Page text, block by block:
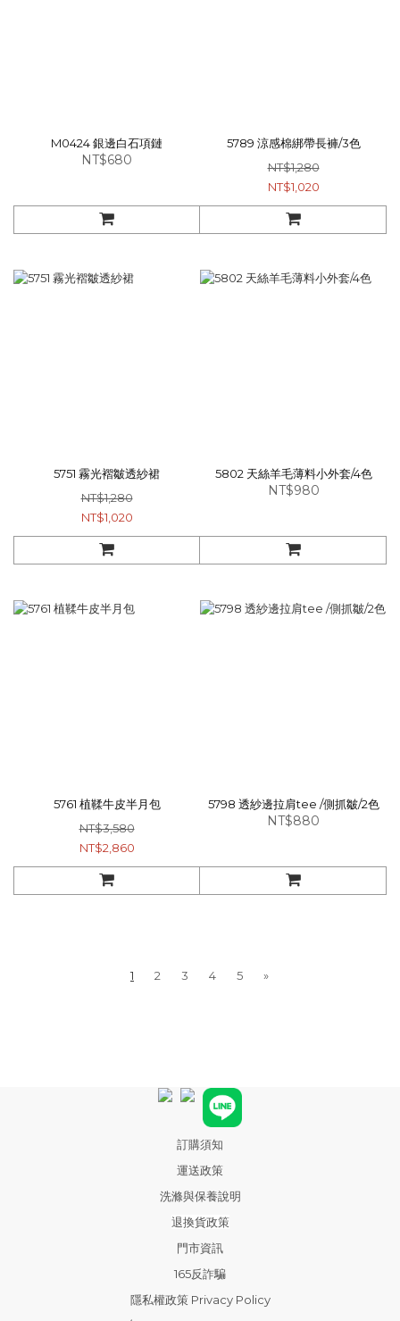
M0424 銀邊白石項鏈
NT$680
5789 涼感棉綁帶長褲/3色
NT$1,280
NT$1,020
5751 霧光褶皺透紗裙
NT$1,280
NT$1,020
5802 天絲羊毛薄料小外套/4色
NT$980
5761 植鞣牛皮半月包
NT$3,580
NT$2,860
5798 透紗邊拉肩tee /側抓皺/2色
NT$880
1 2 3 4 5 »
訂購須知
運送政策
洗滌與保養說明
退換貨政策
門市資訊
165反詐騙
隱私權政策 Privacy Policy